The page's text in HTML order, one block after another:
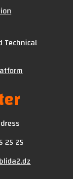
Technical
25 25